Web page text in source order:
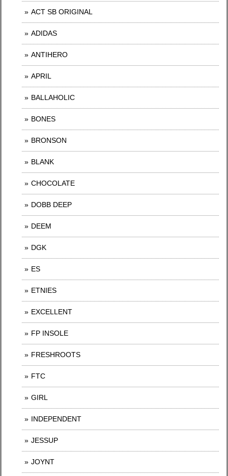
ACT SB ORIGINAL
ADIDAS
ANTIHERO
APRIL
BALLAHOLIC
BONES
BRONSON
BLANK
CHOCOLATE
DOBB DEEP
DEEM
DGK
ES
ETNIES
EXCELLENT
FP INSOLE
FRESHROOTS
FTC
GIRL
INDEPENDENT
JESSUP
JOYNT